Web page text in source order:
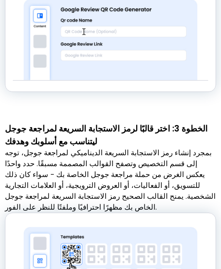
الخطوة 3: اختر قالبًا لرمز الاستجابة السريعة لمراجعة جوجل
ليتناسب مع أسلوبك وهدفك
بمجرد إنشاء رمز الاستجابة السريعة الديناميكي لمراجعة جوجل، توجه
إلى قسم التخصيص وتصفح القوالب المصممة مسبقًا. حدد واحدًا
يعكس الغرض من حملة مراجعة جوجل الخاصة بك - سواء كان ذلك
للتسويق، أو الفعاليات، أو العروض الترويجية، أو العلامات التجارية
الشخصية. يمنح القالب الصحيح رمز الاستجابة السريعة لمراجعة جوجل
الخاص بك مظهرًا احترافيًا وملفتًا للنظر على الفور.